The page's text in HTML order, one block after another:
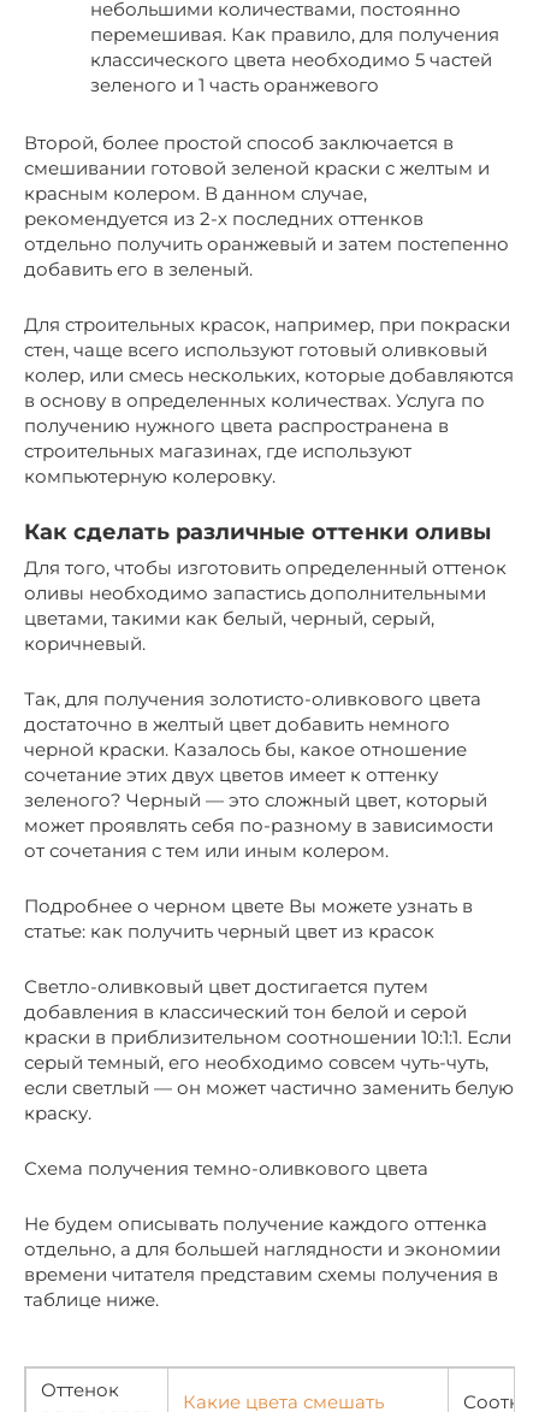
небольшими количествами, постоянно
перемешивая. Как правило, для получения
классического цвета необходимо 5 частей
зеленого и 1 часть оранжевого
Второй, более простой способ заключается в
смешивании готовой зеленой краски с желтым и
красным колером. В данном случае,
рекомендуется из 2-х последних оттенков
отдельно получить оранжевый и затем постепенно
добавить его в зеленый.
Для строительных красок, например, при покраски
стен, чаще всего используют готовый оливковый
колер, или смесь нескольких, которые добавляются
в основу в определенных количествах. Услуга по
получению нужного цвета распространена в
строительных магазинах, где используют
компьютерную колеровку.
Как сделать различные оттенки оливы
Для того, чтобы изготовить определенный оттенок
оливы необходимо запастись дополнительными
цветами, такими как белый, черный, серый,
коричневый.
Так, для получения золотисто-оливкового цвета
достаточно в желтый цвет добавить немного
черной краски. Казалось бы, какое отношение
сочетание этих двух цветов имеет к оттенку
зеленого? Черный — это сложный цвет, который
может проявлять себя по-разному в зависимости
от сочетания с тем или иным колером.
Подробнее о черном цвете Вы можете узнать в
статье: как получить черный цвет из красок
Светло-оливковый цвет достигается путем
добавления в классический тон белой и серой
краски в приблизительном соотношении 10:1:1. Если
серый темный, его необходимо совсем чуть-чуть,
если светлый — он может частично заменить белую
краску.
Схема получения темно-оливкового цвета
Не будем описывать получение каждого оттенка
отдельно, а для большей наглядности и экономии
времени читателя представим схемы получения в
таблице ниже.
Оттенок
Какие цвета смешать